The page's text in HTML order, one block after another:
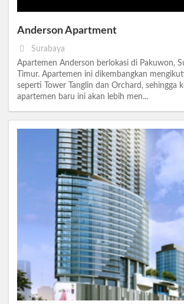
Anderson Apartment
Surabaya
Apartemen Anderson berlokasi di Pakuwon,
Timur. Apartemen ini dikembangkan
seperti Tower Tanglin dan Orchard, sehingga
apartemen baru ini akan lebih men...